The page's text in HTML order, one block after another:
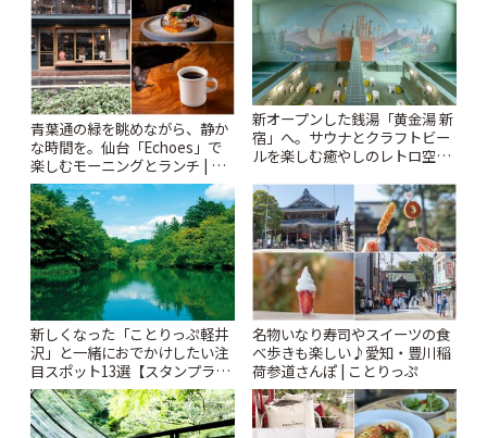
青葉通の緑を眺めながら、静か
な時間を。仙台「Echoes」で
楽しむモーニングとランチ | こ
とりっぷ
新オープンした銭湯「黄金湯 新
宿」へ。サウナとクラフトビー
ルを楽しむ癒やしのレトロ空間
新しくなった「ことりっぷ軽井
沢」と一緒におでかけしたい注
目スポット13選【スタンプラリ
ー開催中】 | ことりっぷ
名物いなり寿司やスイーツの食
べ歩きも楽しい♪愛知・豊川稲
荷参道さんぽ | ことりっぷ